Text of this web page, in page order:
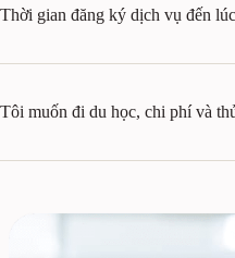
Thời gian đăng ký dịch vụ đến
Tôi muốn đi du học, chi phí và